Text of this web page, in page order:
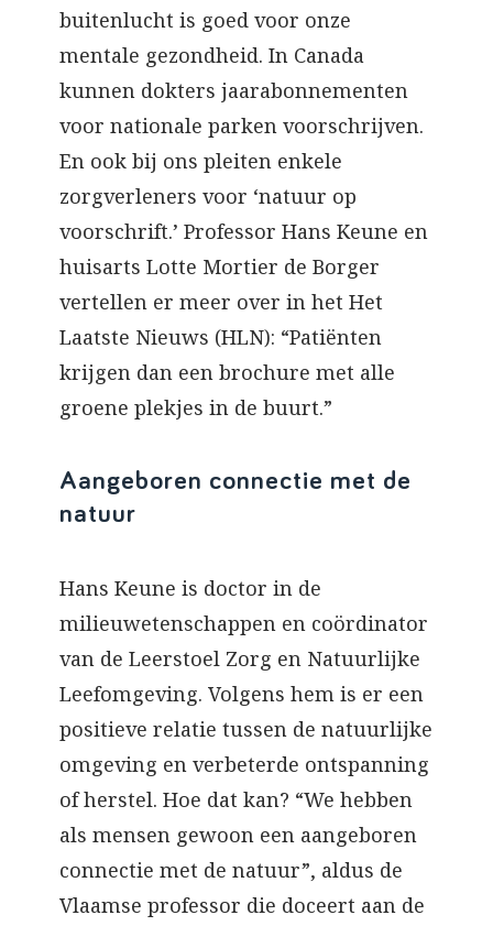
buitenlucht is goed voor onze
mentale gezondheid. In Canada
kunnen dokters jaarabonnementen
voor nationale parken voorschrijven.
En ook bij ons pleiten enkele
zorgverleners voor ‘natuur op
voorschrift.’ Professor Hans Keune en
huisarts Lotte Mortier de Borger
vertellen er meer over in het Het
Laatste Nieuws (HLN): “Patiënten
krijgen dan een brochure met alle
groene plekjes in de buurt.”
Aangeboren connectie met de
natuur
Hans Keune is doctor in de
milieuwetenschappen en coördinator
van de Leerstoel Zorg en Natuurlijke
Leefomgeving. Volgens hem is er een
positieve relatie tussen de natuurlijke
omgeving en verbeterde ontspanning
of herstel. Hoe dat kan? “We hebben
als mensen gewoon een aangeboren
connectie met de natuur”, aldus de
Vlaamse professor die doceert aan de